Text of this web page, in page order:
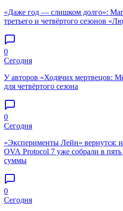
«Даже год — слишком долго»:
третьего и четвёртого сезонов
0
Сегодня
У авторов «Ходячих мертвецов:
для четвёртого сезона
0
Сегодня
«Эксперименты Лейн» вернутся:
OVA Protocol 7 уже собрали в
суммы
0
Сегодня